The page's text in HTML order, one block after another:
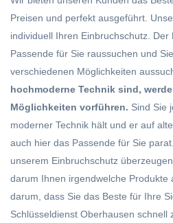
Preisen und perfekt ausgeführt.
individuell Ihren Einbruchschutz.
Passende für Sie raussuchen und
verschiedenen Möglichkeiten
hochmoderne Technik sind,
Möglichkeiten vorführen. Sind Sie
moderner Technik hält und er auf
auch hier das Passende für Sie
unserem Einbruchschutz
darum Ihnen irgendwelche Produkte
darum, dass Sie das Beste für Ihre
Schlüsseldienst Oberhausen schnell